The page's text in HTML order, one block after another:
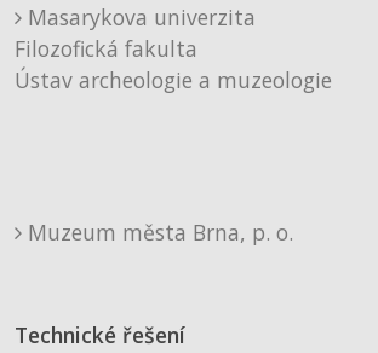
Masarykova univerzita
Filozofická fakulta
Ústav archeologie a muzeologie
Muzeum města Brna, p. o.
Technické řešení